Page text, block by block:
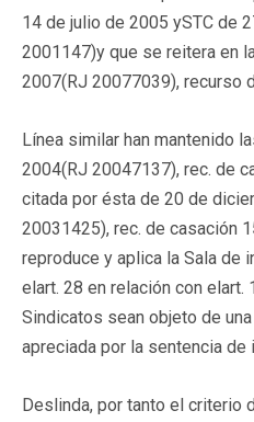
14 de julio de 2005 ySTC de
2001147)y que se reitera en
2007(RJ 20077039), recurso
Línea similar han mantenido
2004(RJ 20047137), rec. de
citada por ésta de 20 de
20031425), rec. de casación
reproduce y aplica la Sala de
elart. 28 en relación con elart.
Sindicatos sean objeto de
apreciada por la sentencia de
Deslinda, por tanto el criterio